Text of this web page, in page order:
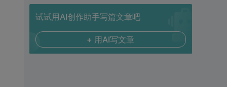
试试用AI创作助手写篇文章吧
+ 用AI写文章